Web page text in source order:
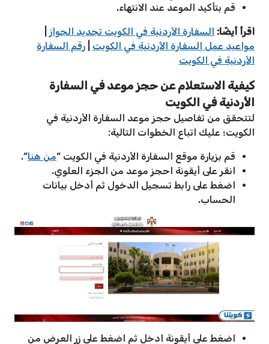
قم بتأكيد الموعد عند الانتهاء.
اقرأ أيضًا: السفارة الأردنية في الكويت تجديد الجواز
مواعيد عمل السفارة الأردنية في الكويت
رقم السفارة
الأردنية في الكويت
كيفية الاستعلام عن حجز موعد في السفارة
الأردنية في الكويت
لتتحقق من تفاصيل حجز موعد السفارة الأردنية في
الكويت؛ عليك اتباع الخطوات التالية:
قم بزيارة موقع السفارة الأردنية في الكويت “من هنا“.
انقر على أيقونة احجز موعد من الجزء العلوي.
اضغط على رابط تسجيل الدخول ثم أدخل بيانات
الحساب.
اضغط على أيقونة ادخل ثم اضغط على زر العرض من